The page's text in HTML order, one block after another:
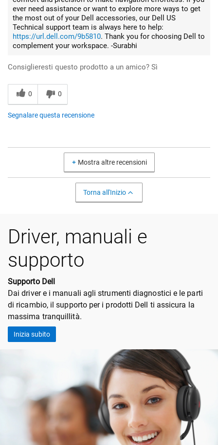
ever need assistance or want to explore more ways to get
the most out of your Dell accessories, our Dell US
Technical support team is always here to help:
https://url.dell.com/9b5810. Thank you for choosing Dell to
complement your workspace. -Surabhi
Consiglieresti questo prodotto a un amico? Sì
0 0
Segnalare questa recensione
Mostra altre recensioni
Torna all'Inizio
Driver, manuali e
supporto
Supporto Dell
Dai driver e i manuali agli strumenti diagnostici e le parti
di ricambio, il supporto per i prodotti Dell ti assicura la
massima tranquillità.
Inizia subito